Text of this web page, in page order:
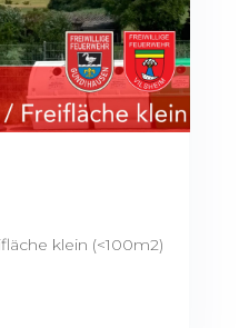
klein (<100m2)